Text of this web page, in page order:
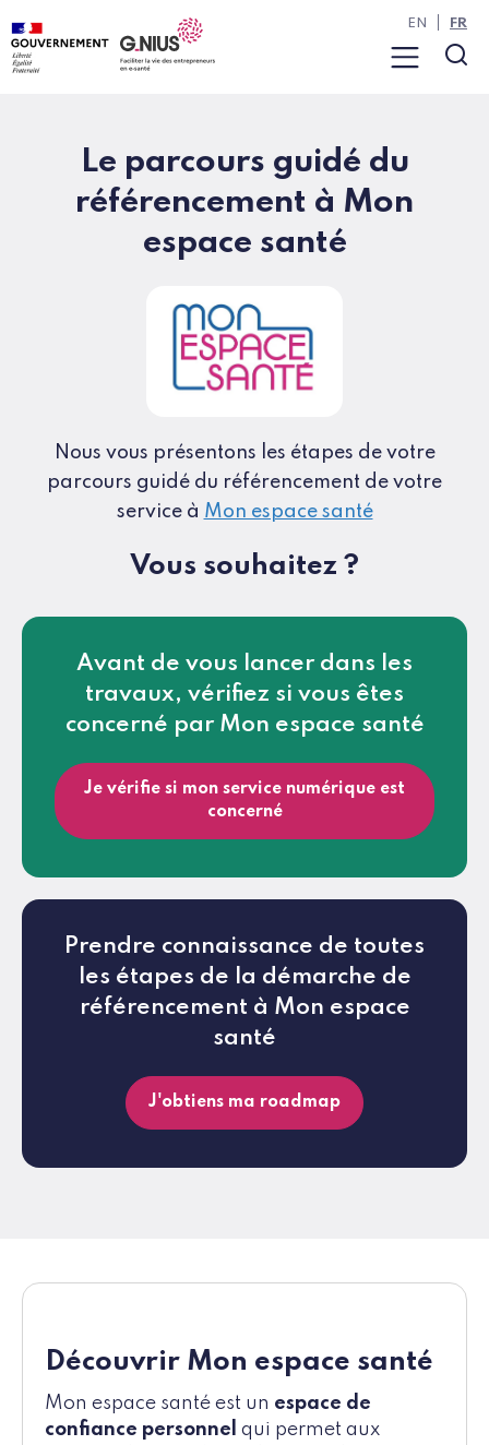
Panneau de gestion des cookies
Aller au contenu
Aller à la navigation
Menu
EN FR
Le parcours guidé du
référencement à Mon
espace santé
Nous vous présentons les étapes de votre
parcours guidé du référencement de votre
service à Mon espace santé
Vous souhaitez ?
Avant de vous lancer dans les
travaux, vérifiez si vous êtes
concerné par Mon espace santé
Je vérifie si mon service numérique est
concerné
Prendre connaissance de toutes
les étapes de la démarche de
référencement à Mon espace
santé
J'obtiens ma roadmap
Découvrir Mon espace santé
Mon espace santé est un espace de
confiance personnel qui permet aux